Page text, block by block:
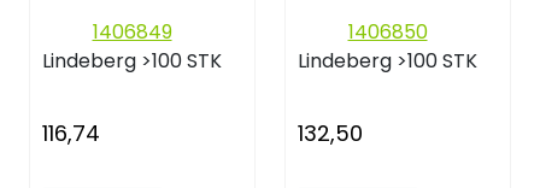
1406849
Lindeberg >100 STK
116,74
1406850
Lindeberg >100 STK
132,50